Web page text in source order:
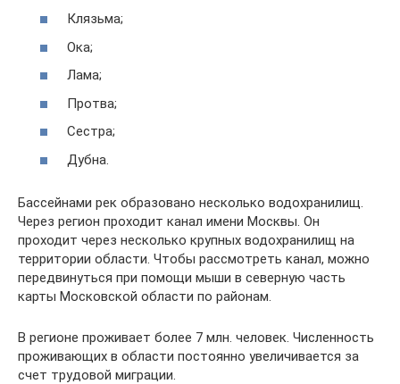
Клязьма;
Ока;
Лама;
Протва;
Сестра;
Дубна.
Бассейнами рек образовано несколько водохранилищ.
Через регион проходит канал имени Москвы. Он
проходит через несколько крупных водохранилищ на
территории области. Чтобы рассмотреть канал, можно
передвинуться при помощи мыши в северную часть
карты Московской области по районам.
В регионе проживает более 7 млн. человек. Численность
проживающих в области постоянно увеличивается за
счет трудовой миграции.